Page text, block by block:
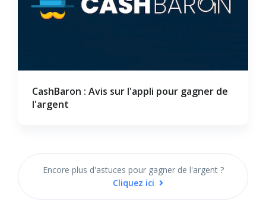
CashBaron : Avis sur l'appli pour gagner de
l'argent
Encore plus d'astuces pour gagner de l'argent ?
Cliquez ici